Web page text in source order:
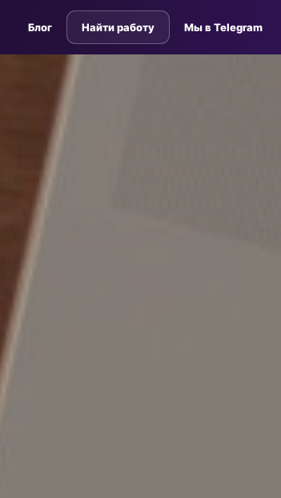
Блог Найти работу Мы в Telegram